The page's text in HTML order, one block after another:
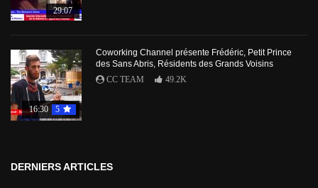
29:07
16:30 5
Coworking Channel présente Frédéric, Petit Prince
des Sans Abris, Résidents des Grands Voisins
CC TEAM
49.2K
DERNIERS ARTICLES